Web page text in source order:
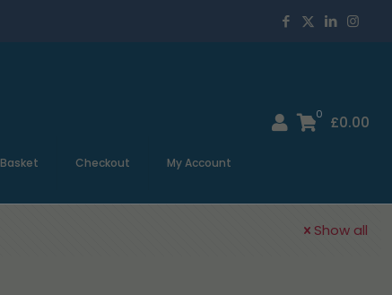
Basket Checkout My Account
0 £0.00
Show all